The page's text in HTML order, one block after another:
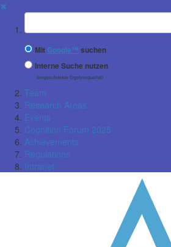
✖
Suchbegriff
Mit Google™ suchen
Interne Suche nutzen
(eingeschränkte Ergebnisqualität)
Team
Research Areas
Events
Cognition Forum 2025
Achievements
Regulations
Intranet